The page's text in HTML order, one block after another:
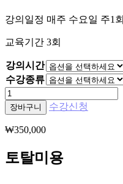
강의일정 매주 수요일 주1회
교육기간 3회
강의시간
수강종류
(바
우
처
수
신
장바구니 수강신청
₩350,000
토탈미용